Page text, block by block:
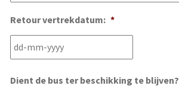
Retour vertrekdatum: *
dash
MM
Dient de bus ter beschikking te blijven?